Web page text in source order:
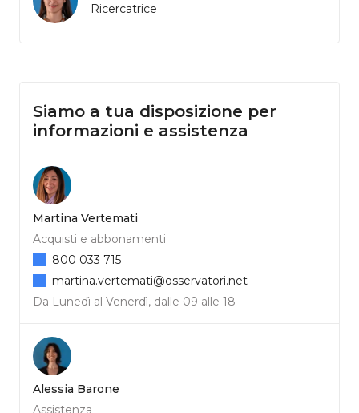
Ricercatrice
Siamo a tua disposizione per
informazioni e assistenza
Martina Vertemati
Acquisti e abbonamenti
Da Lunedì al Venerdì, dalle 09 alle 18
800 033 715
martina.vertemati@osservatori.net
Alessia Barone
Assistenza